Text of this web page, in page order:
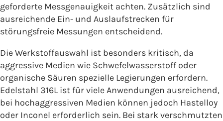
geforderte Messgenauigkeit achten. Zusätzlich sind
ausreichende Ein- und Auslaufstrecken für
störungsfreie Messungen entscheidend.
Die Werkstoffauswahl ist besonders kritisch, da
aggressive Medien wie Schwefelwasserstoff oder
organische Säuren spezielle Legierungen erfordern.
Edelstahl 316L ist für viele Anwendungen ausreichend,
bei hochaggressiven Medien können jedoch Hastelloy
oder Inconel erforderlich sein. Bei stark verschmutzten